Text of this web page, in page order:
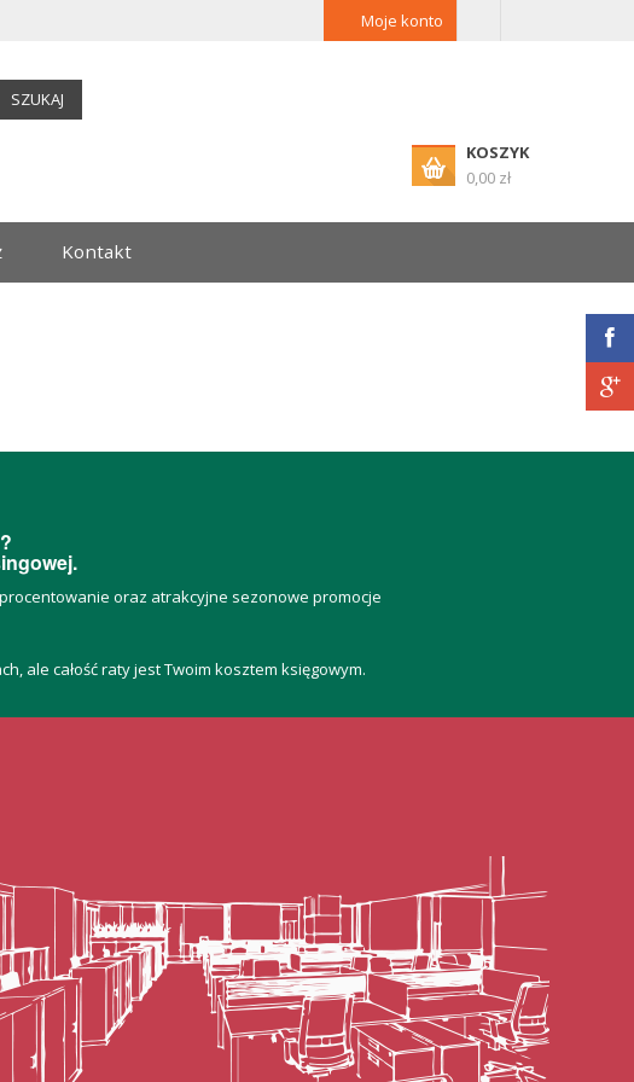
Moje konto
SZUKAJ
KOSZYK
0,00 zł
Kontakt
oraz atrakcyjne sezonowe promocje
ale całość raty jest Twoim kosztem księgowym.